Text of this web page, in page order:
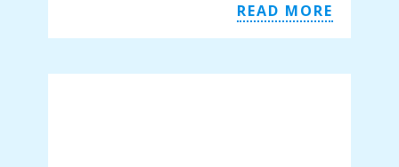
READ MORE